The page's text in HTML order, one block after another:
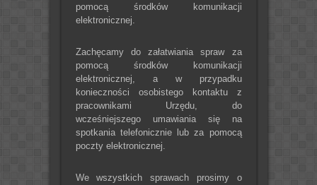
pomocą środków komunikacji
elektronicznej.
Zachęcamy do załatwiania spraw za
pomocą środków komunikacji
elektronicznej, a w przypadku
konieczności osobistego kontaktu z
pracownikami Urzędu, do
wcześniejszego umawiania się na
spotkania telefonicznie lub za pomocą
poczty elektronicznej.
We wszystkich sprawach prosimy o